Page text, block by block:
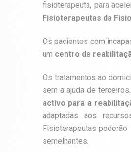
fisioterapeuta, para
Fisioterapeutas da
Os pacientes com
um centro de
Os tratamentos ao
sem a ajuda de
activo para a
adaptadas aos
Fisioterapeutas poderão
semelhantes.